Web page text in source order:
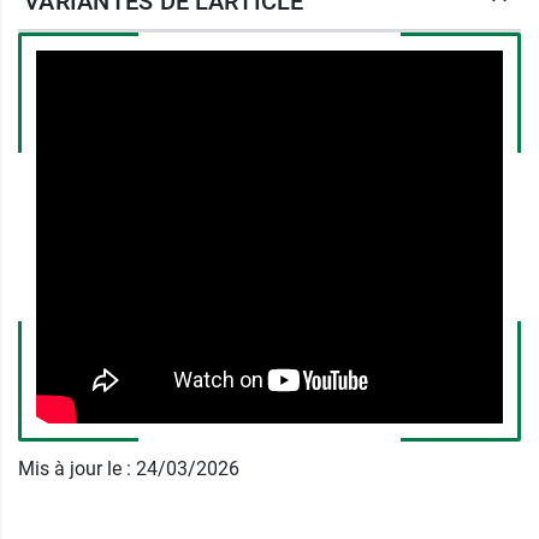
traumatisme puisqu’il n’adhère pas à la plaie.
l'extension de la brûlure.
Dans tous les cas : Nettoyer la plaie avec un
Rincer à l'eau ou au sérum physiologique. Dans
Mis à jour le : 24/03/2026